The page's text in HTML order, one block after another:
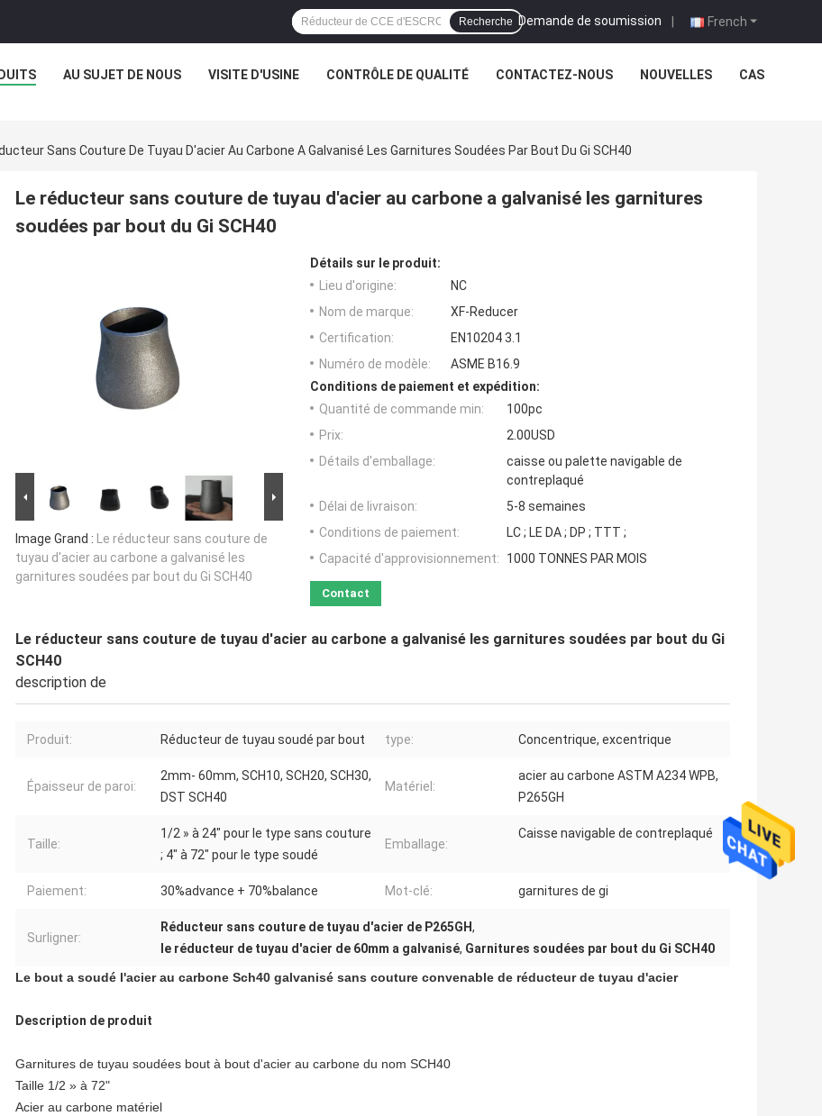
French
Demande de soumission |
Recherche
AU SUJET DE NOUS VISITE D'USINE CONTRÔLE DE QUALITÉ CONTACTEZ-NOUS NOUVELLES CAS
Sans Couture De Tuyau D'acier Au Carbone A Galvanisé Les Garnitures Soudées Par Bout Du Gi SCH40
Le réducteur sans couture de tuyau d'acier au carbone a galvanisé les garnitures
soudées par bout du Gi SCH40
Image Grand : Le réducteur sans couture de
tuyau d'acier au carbone a galvanisé les
garnitures soudées par bout du Gi SCH40
Détails sur le produit:
Lieu d'origine:
NC
Nom de marque:
XF-Reducer
Certification:
EN10204 3.1
Numéro de modèle:
ASME B16.9
Conditions de paiement et expédition:
Quantité de commande min:
100pc
Prix:
2.00USD
Détails d'emballage:
caisse ou palette navigable de
contreplaqué
Délai de livraison:
5-8 semaines
Conditions de paiement:
LC ; LE DA ; DP ; TTT ;
Capacité d'approvisionnement:
1000 TONNES PAR MOIS
Contact
Le réducteur sans couture de tuyau d'acier au carbone a galvanisé les garnitures soudées par bout du Gi
SCH40
description de
Produit: Réducteur de tuyau soudé par bout type: Concentrique, excentrique
Épaisseur de paroi:
2mm- 60mm, SCH10, SCH20, SCH30,
DST SCH40
Matériel:
acier au carbone ASTM A234 WPB,
P265GH
Taille:
1/2 » à 24" pour le type sans couture
; 4" à 72" pour le type soudé
Emballage:
Caisse navigable de contreplaqué
Paiement: 30%advance + 70%balance Mot-clé: garnitures de gi
Surligner:
Réducteur sans couture de tuyau d'acier de P265GH,
le réducteur de tuyau d'acier de 60mm a galvanisé, Garnitures soudées par bout du Gi SCH40
Le bout a soudé l'acier au carbone Sch40 galvanisé sans couture convenable de réducteur de tuyau d'acier
Description de produit
Garnitures de tuyau soudées bout à bout d'acier au carbone du nom SCH40
Taille 1/2 » à 72"
Acier au carbone matériel